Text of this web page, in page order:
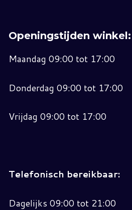
Openingstijden winkel:
Maandag 09:00 tot 17:00
Donderdag 09:00 tot 17:00
Vrijdag 09:00 tot 17:00
Telefonisch bereikbaar:
Dagelijks 09:00 tot 21:00